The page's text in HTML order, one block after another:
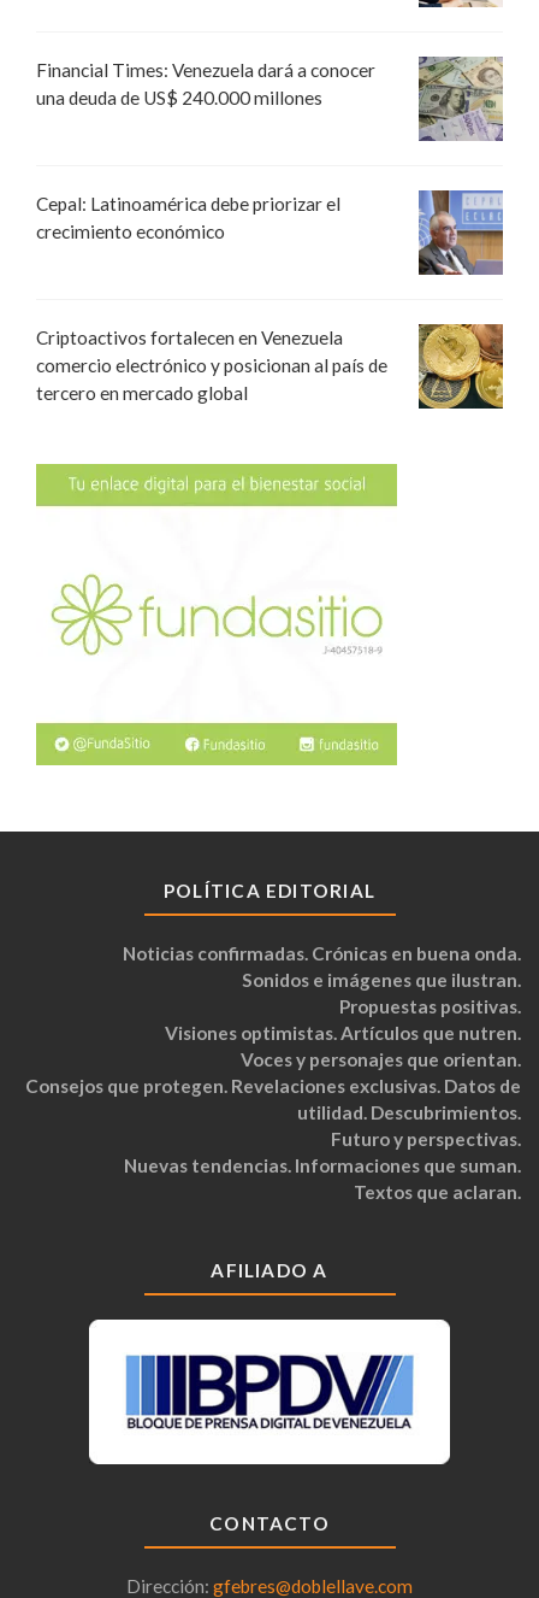
Financial Times: Venezuela dará a conocer
una deuda de US$ 240.000 millones
Cepal: Latinoamérica debe priorizar el
crecimiento económico
Criptoactivos fortalecen en Venezuela
comercio electrónico y posicionan al país de
tercero en mercado global
POLÍTICA EDITORIAL
Noticias confirmadas. Crónicas en buena onda.
Sonidos e imágenes que ilustran.
Propuestas positivas.
Visiones optimistas. Artículos que nutren.
Voces y personajes que orientan.
Consejos que protegen. Revelaciones exclusivas. Datos de
utilidad. Descubrimientos.
Futuro y perspectivas.
Nuevas tendencias. Informaciones que suman.
Textos que aclaran.
AFILIADO A
CONTACTO
Dirección: gfebres@doblellave.com